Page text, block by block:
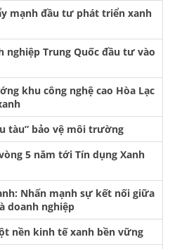
mạnh đầu tư phát triển xanh
nghiệp Trung Quốc đầu tư vào
khu công nghệ cao Hòa Lạc
tàu” bảo vệ môi trường
5 năm tới Tín dụng Xanh
Nhấn mạnh sự kết nối giữa
doanh nghiệp
nền kinh tế xanh bền vững